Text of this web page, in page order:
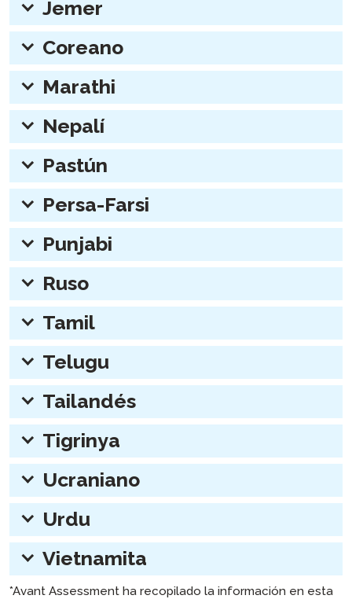
expander:
Jemer
expander:
Coreano
expander:
Marathi
expander:
Nepalí
expander:
Pastún
expander:
Persa-Farsi
expander:
Punjabi
expander:
Ruso
expander:
Tamil
expander:
Telugu
expander:
Tailandés
expander:
Tigrinya
expander:
Ucraniano
expander:
Urdu
expander:
Vietnamita
*Avant Assessment ha recopilado la información en esta